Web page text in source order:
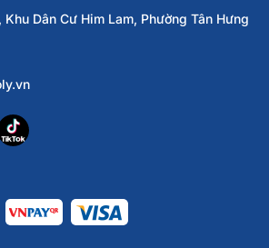
Dân Cư Him Lam, Phường Tân Hưng